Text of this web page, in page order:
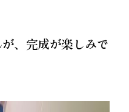
、完成が楽しみで